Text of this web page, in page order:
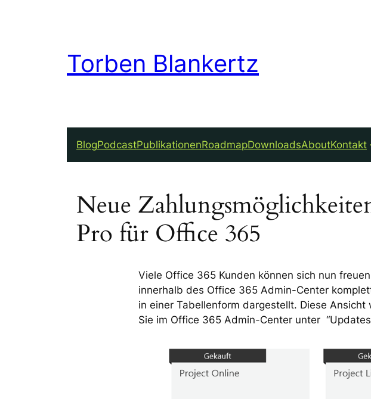
Torben Blankertz
BlogPodcastPublikationenRoadmapDownloadsAboutKontakt
Neue
Pro für Office 365
Viele Office 365 Kunden können sich nun
innerhalb des Office 365 Admin-Center
in einer Tabellenform dargestellt. Diese
Sie im Office 365 Admin-Center unter